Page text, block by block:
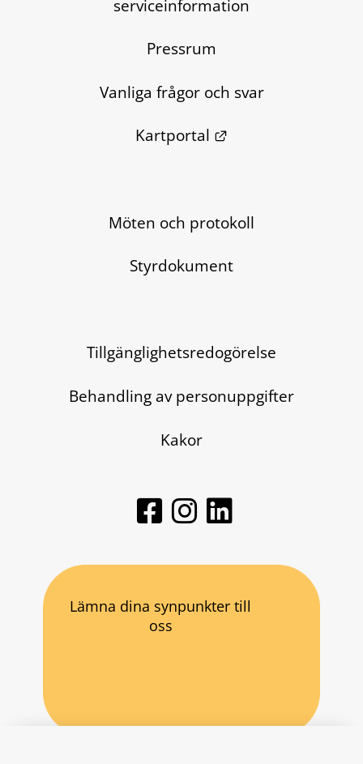
serviceinformation
Pressrum
Vanliga frågor och svar
Kartportal
Länk till annan
Möten och protokoll
Styrdokument
Tillgänglighetsredogörelse
Behandling av personuppgifter
Kakor
Lämna dina synpunkter till
oss